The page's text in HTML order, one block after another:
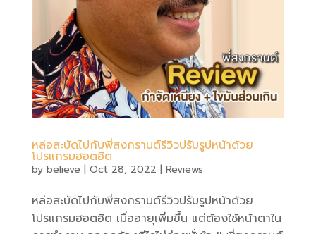
หล่อสะบัดไปกับพี่สงกรานต์รีวิวปรับรูปหน้าด้วย
โปรแกรมฮอตฮิต
by believe | Oct 28, 2022 | Reviews
หล่อสะบัดไปกับพี่สงกรานต์รีวิวปรับรูปหน้าด้วย
โปรแกรมฮอตฮิต เมื่ออายุเพิ่มขึ้น แต่ต้องใช้หน้าตาใน